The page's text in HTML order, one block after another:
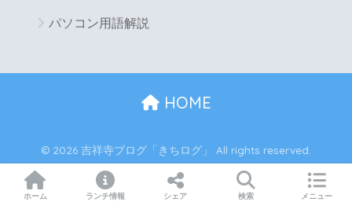
パソコン用語解説
HOME
© 2026 吉祥寺ブログ「きちログ」 All rights reserved.
ホーム ランチ情報 シェア 検索 メニュー